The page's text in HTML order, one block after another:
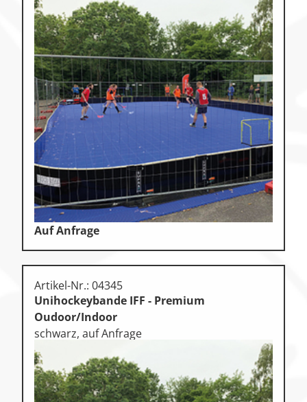
Auf Anfrage
Artikel-Nr.: 04345
Unihockeybande IFF - Premium
Oudoor/Indoor
schwarz, auf Anfrage